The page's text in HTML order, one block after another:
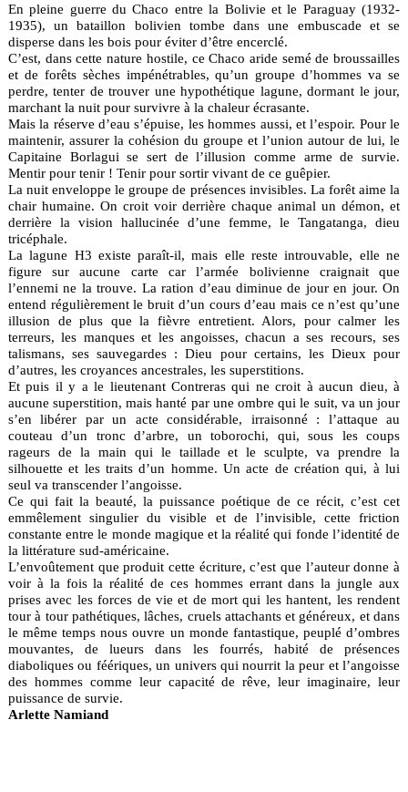
En pleine guerre du Chaco entre la Bolivie et le Paraguay (1932-
1935), un bataillon bolivien tombe dans une embuscade et se
disperse dans les bois pour éviter d’être encerclé.
C’est, dans cette nature hostile, ce Chaco aride semé de broussailles
et de forêts sèches impénétrables, qu’un groupe d’hommes va se
perdre, tenter de trouver une hypothétique lagune, dormant le jour,
marchant la nuit pour survivre à la chaleur écrasante.
Mais la réserve d’eau s’épuise, les hommes aussi, et l’espoir. Pour le
maintenir, assurer la cohésion du groupe et l’union autour de lui, le
Capitaine Borlagui se sert de l’illusion comme arme de survie.
Mentir pour tenir ! Tenir pour sortir vivant de ce guêpier.
La nuit enveloppe le groupe de présences invisibles. La forêt aime la
chair humaine. On croit voir derrière chaque animal un démon, et
derrière la vision hallucinée d’une femme, le Tangatanga, dieu
tricéphale.
La lagune H3 existe paraît-il, mais elle reste introuvable, elle ne
figure sur aucune carte car l’armée bolivienne craignait que
l’ennemi ne la trouve. La ration d’eau diminue de jour en jour. On
entend régulièrement le bruit d’un cours d’eau mais ce n’est qu’une
illusion de plus que la fièvre entretient. Alors, pour calmer les
terreurs, les manques et les angoisses, chacun a ses recours, ses
talismans, ses sauvegardes : Dieu pour certains, les Dieux pour
d’autres, les croyances ancestrales, les superstitions.
Et puis il y a le lieutenant Contreras qui ne croit à aucun dieu, à
aucune superstition, mais hanté par une ombre qui le suit, va un jour
s’en libérer par un acte considérable, irraisonné : l’attaque au
couteau d’un tronc d’arbre, un toborochi, qui, sous les coups
rageurs de la main qui le taillade et le sculpte, va prendre la
silhouette et les traits d’un homme. Un acte de création qui, à lui
seul va transcender l’angoisse.
Ce qui fait la beauté, la puissance poétique de ce récit, c’est cet
emmêlement singulier du visible et de l’invisible, cette friction
constante entre le monde magique et la réalité qui fonde l’identité de
la littérature sud-américaine.
L’envoûtement que produit cette écriture, c’est que l’auteur donne à
voir à la fois la réalité de ces hommes errant dans la jungle aux
prises avec les forces de vie et de mort qui les hantent, les rendent
tour à tour pathétiques, lâches, cruels attachants et généreux, et dans
le même temps nous ouvre un monde fantastique, peuplé d’ombres
mouvantes, de lueurs dans les fourrés, habité de présences
diaboliques ou féériques, un univers qui nourrit la peur et l’angoisse
des hommes comme leur capacité de rêve, leur imaginaire, leur
puissance de survie.
Arlette Namiand